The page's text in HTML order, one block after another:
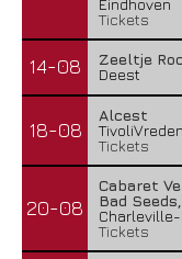
Eindhoven
Tickets
14-08
Zeeltje
Deest
18-08
Alcest
Tickets
20-08
Cabaret
Bad
Tickets